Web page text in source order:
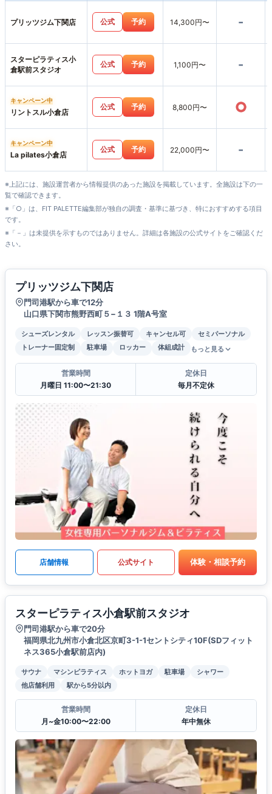
プリッツジム下関店 公式 予約 14,300円〜 -
スターピラティス小
倉駅前スタジオ
公式 予約 1,100円〜 -
キャンペーン中
リントスル小倉店
公式 予約 8,800円〜 ○
キャンペーン中
La pilates小倉店
公式 予約 22,000円〜 -
※上記には、施設運営者から情報提供のあった施設を掲載しています。全施設は下の一
覧で確認できます。
※「○」は、FIT PALETTE編集部が独自の調査・基準に基づき、特におすすめする項目
です。
※「－」は未提供を示すものではありません。詳細は各施設の公式サイトをご確認くだ
さい。
プリッツジム下関店
門司港駅から車で12分
山口県下関市熊野西町５−１３ 1階A号室
シューズレンタル レッスン振替可 キャンセル可
セミパーソナル
トレーナー固定制
駐車場 ロッカー 体組成計 もっと見る
営業時間
月曜日 11:00〜21:30
定休日
毎月不定休
店舗情報 公式サイト 体験・相談予約
スターピラティス小倉駅前スタジオ
門司港駅から車で20分
福岡県北九州市小倉北区京町3-1-1セントシティ10F(SDフィット
ネス365小倉駅前店内)
サウナ マシンピラティス ホットヨガ 駐車場
シャワー
他店舗利用
駅から5分以内
営業時間
月~金10:00〜22:00
定休日
年中無休